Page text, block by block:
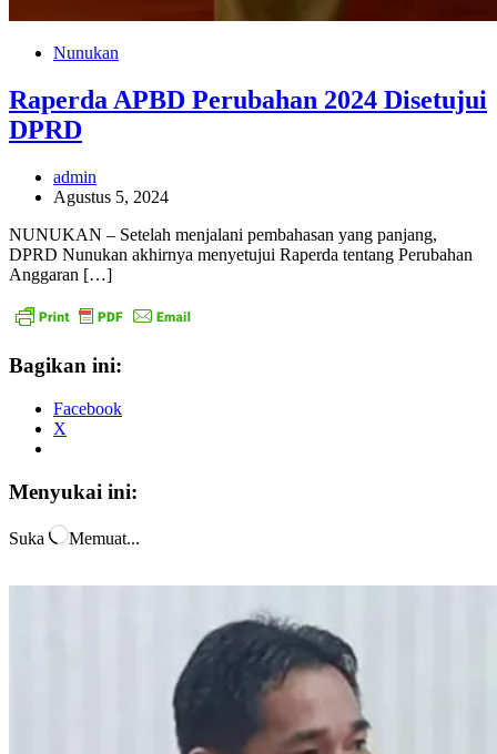
Nunukan
Raperda APBD Perubahan 2024 Disetujui
DPRD
admin
Agustus 5, 2024
NUNUKAN – Setelah menjalani pembahasan yang panjang,
DPRD Nunukan akhirnya menyetujui Raperda tentang Perubahan
Anggaran […]
Bagikan ini:
Facebook
X
Menyukai ini:
Suka Memuat...